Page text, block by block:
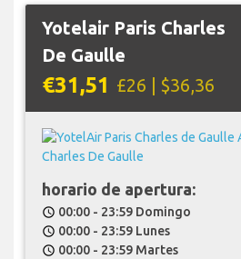
Yotelair Paris Charles
De Gaulle
€31,51 £26 | $36,36
horario de apertura:
schedule 00:00 - 23:59 Domingo
schedule 00:00 - 23:59 Lunes
schedule 00:00 - 23:59 Martes